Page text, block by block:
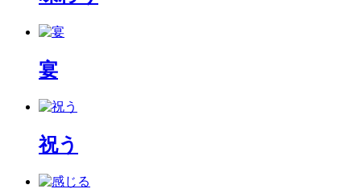
宴
祝う